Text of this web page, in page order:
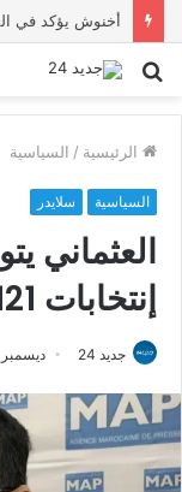
بحث
الرئيسية / السياسية
السياسية سلايدر
العثماني
إنتخابات 2121
جديد 24 ديسمبر 29, 2019